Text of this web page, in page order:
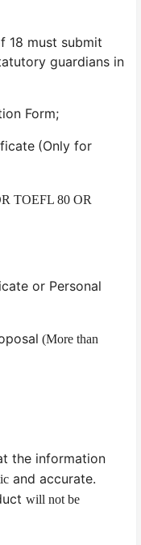
18 must submit
guardians in
Form;
(Only for
TOEFL 80 OR
or Personal
(More than
the information
and accurate.
will not be